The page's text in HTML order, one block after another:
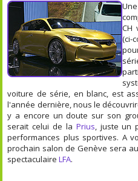
CH
(ci-
voiture de série, en blanc, est
l'année dernière, nous le
y a encore un doute sur son
serait celui de la Prius, juste un
performances plus sportives. A
prochain salon de Genève sera
spectaculaireLFA.